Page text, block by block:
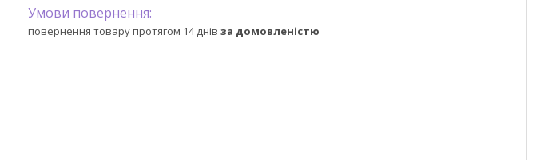
повернення товару протягом 14 днів за домовленістю